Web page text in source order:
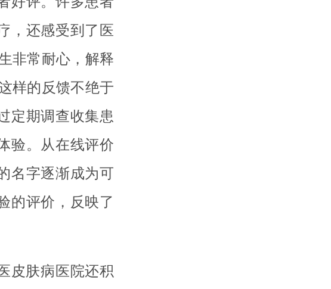
，还感受到了医
非常耐心，解释
样的反馈不绝于
定期调查收集患
验。从在线评价
名字逐渐成为可
的评价，反映了
皮肤病医院还积